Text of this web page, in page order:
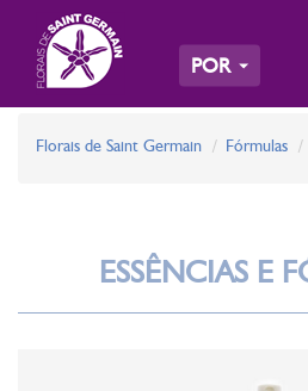
POR
Florais de Saint Germain Fórmulas
ESSÊNCIAS E